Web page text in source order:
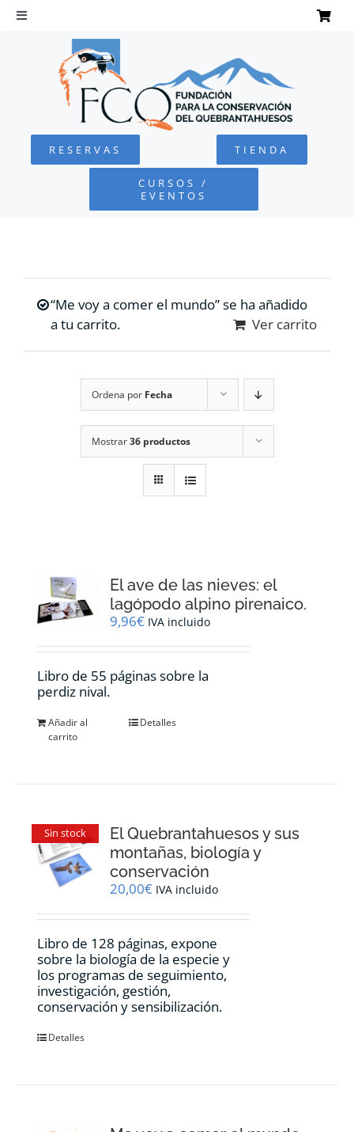
Saltar
Toggle
Navigation
QUEBRANTAHUESOS
FUNDACIÓN
RESERVAS TIENDA
CURSOS /
EVENTOS
“Me voy a comer el mundo” se ha añadido
a tu carrito.
Ver carrito
Ordena por Fecha
Mostrar36 productos
El ave de las nieves: el
lagópodo alpino pirenaico.
9,96€ IVA incluido
Libro de 55 páginas sobre la
perdiz nival.
Añadir al
carrito
Detalles
Sin stock
El Quebrantahuesos y sus
montañas, biología y
conservación
20,00€ IVA incluido
Libro de 128 páginas, expone
sobre la biología de la especie y
los programas de seguimiento,
investigación, gestión,
conservación y sensibilización.
Detalles